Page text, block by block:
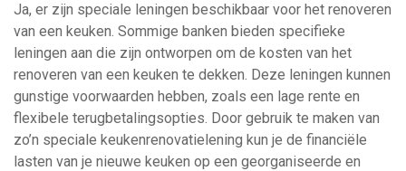
Ja, er zijn speciale leningen beschikbaar voor het renoveren
van een keuken. Sommige banken bieden specifieke
leningen aan die zijn ontworpen om de kosten van het
renoveren van een keuken te dekken. Deze leningen kunnen
gunstige voorwaarden hebben, zoals een lage rente en
flexibele terugbetalingsopties. Door gebruik te maken van
zo’n speciale keukenrenovatielening kun je de financiële
lasten van je nieuwe keuken op een georganiseerde en